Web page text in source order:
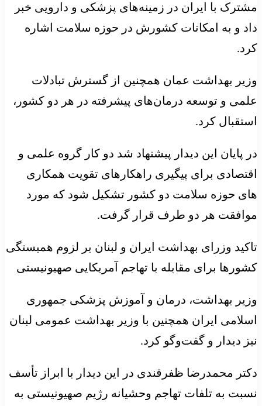
مشترک با ایران در زمینه‌های پزشکی و دارویی خبر
داد و به امکانات کشورش در حوزه سلامت اشاره
کرد.
وزیر بهداشت عمان همچنین از گسترش تبادلات
علمی و توسعه درمان‌های پیشرفته در هر دو کشور،
استقبال کرد.
در پایان این دیدار پیشنهاد شد دو کار گروه علمی و
اقتصادی برای پیگیری راهکارهای تقویت همکاری
های حوزه سلامت دو کشور تشکیل شود که مورد
موافقت هر دو طرف قرار گرفت.
تاکید وزرای بهداشت ایران و لبنان بر لزوم همبستگی
کشورها برای مقابله با تهاجم آمریکایی صهیونیستی
وزیر بهداشت، درمان و آموزش پزشکی جمهوری
اسلامی ایران همچنین با وزیر بهداشت عمومی لبنان
نیز دیدار و گفت‌وگو کرد.
دکتر محمدرضا ظفرقندی در این دیدار با ابراز تأسف
نسبت به تلفات تهاجم وحشیانه رژیم صهیونیستی به